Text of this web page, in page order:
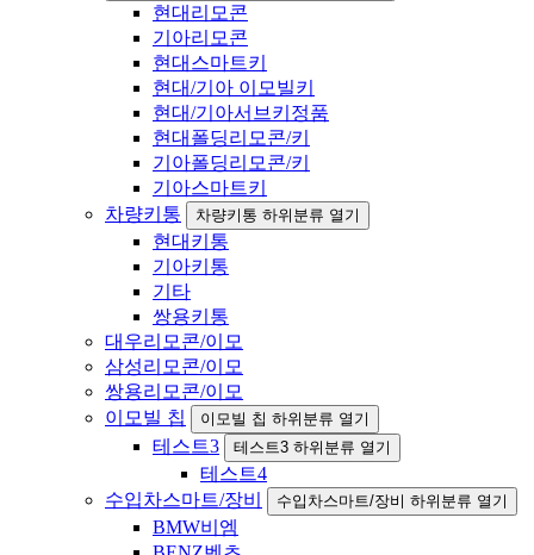
현대리모콘
기아리모콘
현대스마트키
현대/기아 이모빌키
현대/기아서브키정품
현대폴딩리모콘/키
기아폴딩리모콘/키
기아스마트키
차량키통
차량키통 하위분류 열기
현대키통
기아키통
기타
쌍용키통
대우리모콘/이모
삼성리모콘/이모
쌍용리모콘/이모
이모빌 칩
이모빌 칩 하위분류 열기
테스트3 테스트3 하위분류 열기
테스트4
수입차스마트/장비
수입차스마트/장비 하위분류 열기
BMW비엠